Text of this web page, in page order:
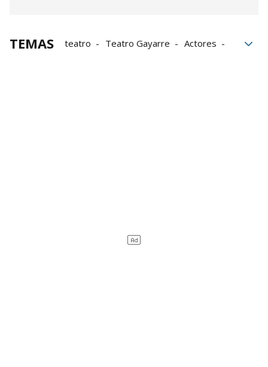
TEMAS teatro Teatro Gayarre
Actores